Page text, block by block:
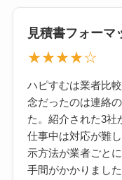
見積書フォーマ
★★★★☆
ハピすむは業者比
念だったのは連絡
た。紹介された3社
仕事中は対応が難
示方法が業者ごと
手間がかかりまし